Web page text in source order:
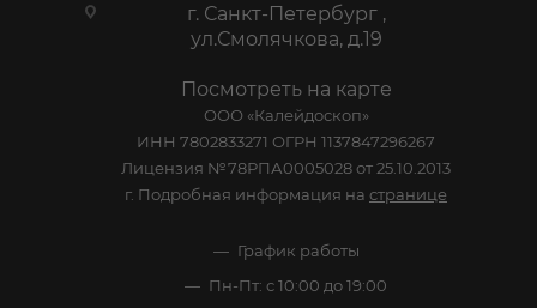
г. Санкт-Петербург ,
ул.Смолячкова, д.19
Посмотреть на карте
ООО «Калейдоскоп»
ИНН 7802833271 ОГРН 1137847296267
Лицензия №78РПА0005028 от 25.10.2013
г. Подробная информация на странице
График работы
Пн-Пт: с 10:00 до 19:00